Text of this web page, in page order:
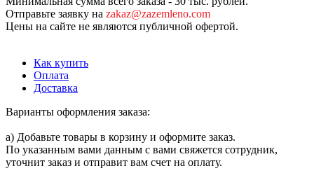
Отправьте заявку на zakaz@zazemleno.com
Цены на сайте не являются публичной офертой.
Как купить
Оплата
Доставка
Варианты оформления заказа:
а) Добавьте товары в корзину и оформите заказ.
По указанным вами данным с вами свяжется сотрудник,
уточнит заказ и отправит вам счет на оплату.